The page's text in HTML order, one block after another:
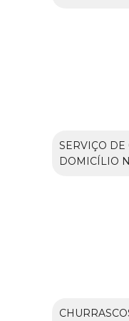
SERVIÇO DE
DOMICÍLIO